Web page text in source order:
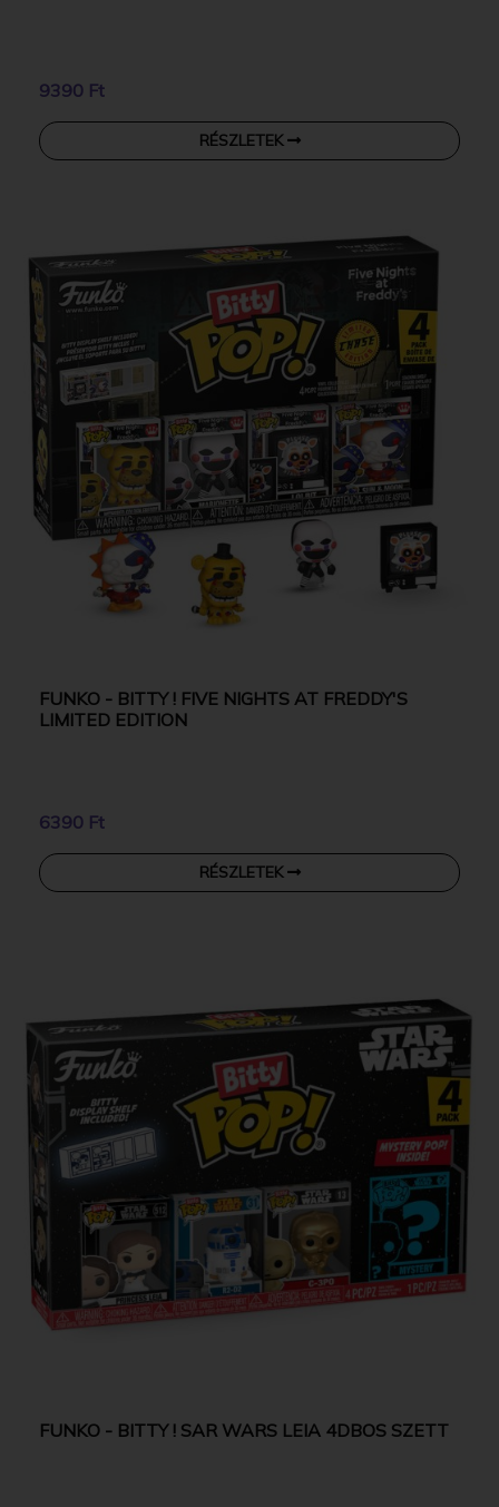
9390 Ft
RÉSZLETEK
FUNKO - BITTY ! FIVE NIGHTS AT FREDDY'S
LIMITED EDITION
6390 Ft
RÉSZLETEK
FUNKO - BITTY ! SAR WARS LEIA 4DBOS SZETT